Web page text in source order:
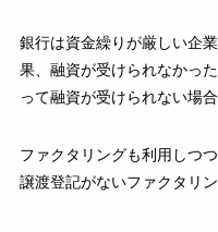
銀行は資金繰りが厳しい企
果、融資が受けられなかっ
って融資が受けられない場合
ファクタリングも利用しつ
譲渡登記がないファクタリ